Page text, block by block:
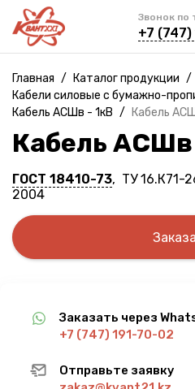
Звонок по
+7
Главная / Каталог продукции /
Кабели силовые с бумажно-
Кабель АСШв - 1кВ / Кабель
Кабель АСШв
ГОСТ 18410-73, ТУ 16.К71-
2004
Заказать через
+7 (747) 191-70-02
Отправьте заявку